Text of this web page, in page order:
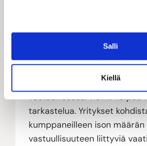
Salli
Kiellä
laaja-alaista
parhaita käytäntöjä sekä
kestävyysmetriikkaa
datatiimimme työtä.
Arvoketjun
vastuullisuusarviointi kaipaa
tarkastelua. Yritykset
kumppaneilleen ison määrän
vastuullisuuteen liittyviä